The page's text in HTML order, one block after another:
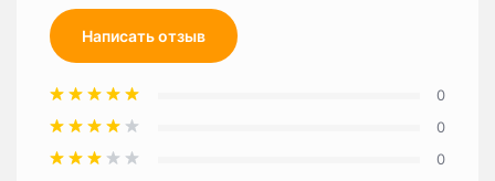
Написать отзыв
0
0
0